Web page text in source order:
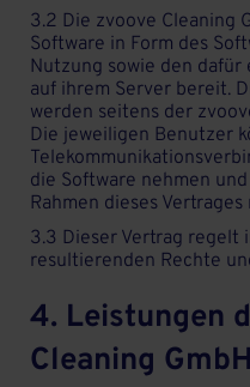
3.2 Die zvoove Cleaning
Software in Form des
Nutzung sowie den
auf ihrem Server bereit.
werden seitens der
Die jeweiligen Benutzer
die Software nehmen
Rahmen dieses
3.3 Dieser Vertrag regelt
resultierenden Rechte
4. Leistungen
Cleaning GmbH